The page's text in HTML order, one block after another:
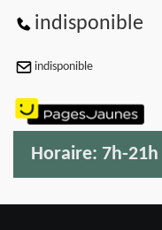
indisponible
indisponible
Horaire: 7h-21h